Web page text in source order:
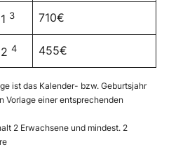
3 710€
4 455€
ist das Kalender- bzw. Geburtsjahr
Vorlage einer entsprechenden
2 Erwachsene und mindest. 2